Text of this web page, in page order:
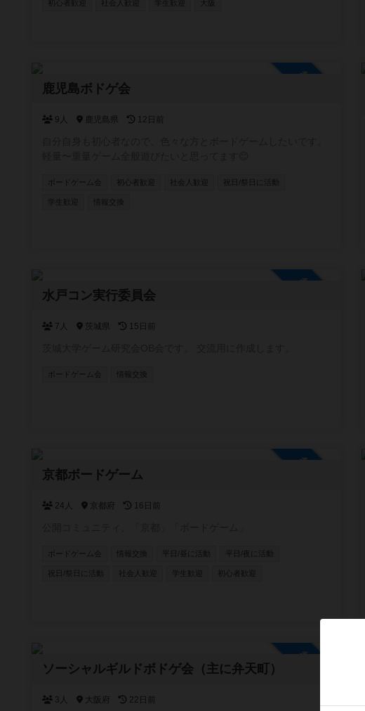
初心者歓迎 社会人歓迎 学生歓迎 大阪
鹿児島ボドゲ会
9人 鹿児島県 12日前
ボードゲーム会 初心者歓迎 社会人歓迎 祝日/祭日に活動
学生歓迎 情報交換
水戸コン実行委員会
7人 茨城県 15日前
ボードゲーム会 情報交換
京都ボードゲーム
24人 京都府 16日前
ボードゲーム会 情報交換 平日/昼に活動 平日/夜に活動
祝日/祭日に活動 社会人歓迎 学生歓迎 初心者歓迎
ソーシャルギルドボドゲ会（主に弁天町）
3人 大阪府 22日前